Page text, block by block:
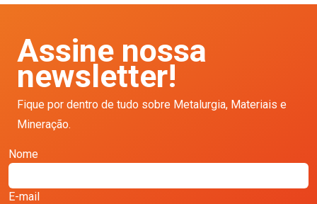
Assine nossa
newsletter!
Fique por dentro de tudo sobre Metalurgia, Materiais e
Mineração.
Nome
E-mail